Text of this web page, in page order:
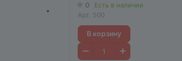
0
Есть в наличии
Арт. 500
В корзину